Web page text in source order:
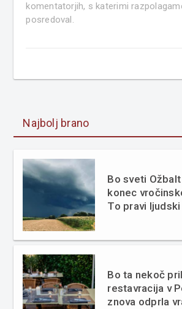
komentatorjih, s katerimi
posredoval.
Najbolj brano
Bo sveti
konec
To pravi
Bo ta nekoč
restavracija v
znova odprla